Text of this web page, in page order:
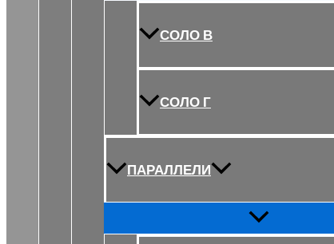
СОЛО В
СОЛО Г
ПАРАЛЛЕЛИ
Переключатель